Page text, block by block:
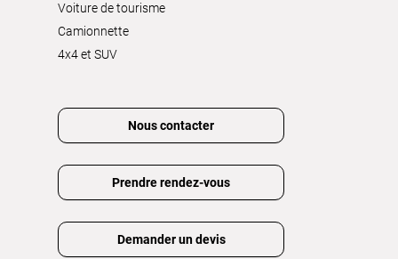
Voiture de tourisme
Camionnette
4x4 et SUV
Nous contacter
Prendre rendez-vous
Demander un devis